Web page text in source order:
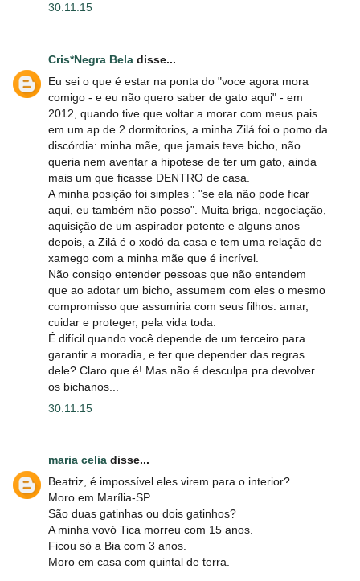
30.11.15
Cris*Negra Bela disse...
Eu sei o que é estar na ponta do "voce agora mora
comigo - e eu não quero saber de gato aqui" - em
2012, quando tive que voltar a morar com meus pais
em um ap de 2 dormitorios, a minha Zilá foi o pomo da
discórdia: minha mãe, que jamais teve bicho, não
queria nem aventar a hipotese de ter um gato, ainda
mais um que ficasse DENTRO de casa.
A minha posição foi simples : "se ela não pode ficar
aqui, eu também não posso". Muita briga, negociação,
aquisição de um aspirador potente e alguns anos
depois, a Zilá é o xodó da casa e tem uma relação de
xamego com a minha mãe que é incrível.
Não consigo entender pessoas que não entendem
que ao adotar um bicho, assumem com eles o mesmo
compromisso que assumiria com seus filhos: amar,
cuidar e proteger, pela vida toda.
É difícil quando você depende de um terceiro para
garantir a moradia, e ter que depender das regras
dele? Claro que é! Mas não é desculpa pra devolver
os bichanos...
30.11.15
maria celia disse...
Beatriz, é impossível eles virem para o interior?
Moro em Marília-SP.
São duas gatinhas ou dois gatinhos?
A minha vovó Tica morreu com 15 anos.
Ficou só a Bia com 3 anos.
Moro em casa com quintal de terra.